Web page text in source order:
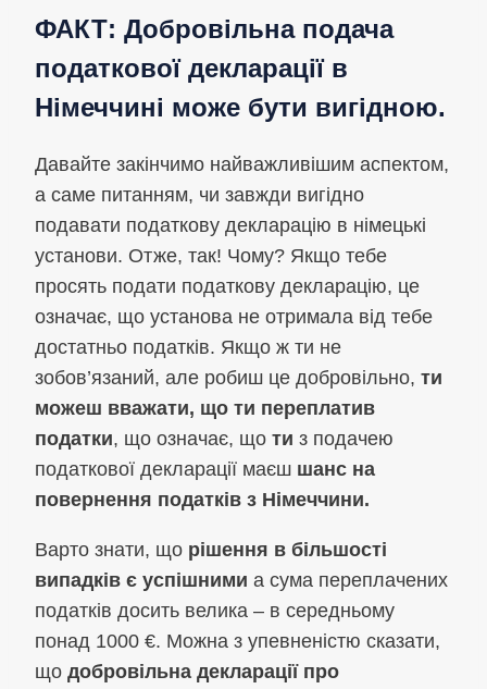
ФАКТ: Добровільна подача
податкової декларації в
Німеччині може бути вигідною.
Давайте закінчимо найважливішим аспектом,
а саме питанням, чи завжди вигідно
подавати податкову декларацію в німецькі
установи. Отже, так! Чому? Якщо тебе
просять подати податкову декларацію, це
означає, що установа не отримала від тебе
достатньо податків. Якщо ж ти не
зобов’язаний, але робиш це добровільно, ти
можеш вважати, що ти переплатив
податки, що означає, що ти з подачею
податкової декларації маєш шанс на
повернення податків з Німеччини.
Варто знати, що рішення в більшості
випадків є успішними а сума переплачених
податків досить велика – в середньому
понад 1000 €. Можна з упевненістю сказати,
що добровільна декларації про